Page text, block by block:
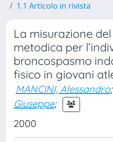
1.1 Articolo in rivista
La misurazione del
metodica per
broncospasmo
fisico in giovani
MANCINI, Alessandro;
Giuseppe;
2000